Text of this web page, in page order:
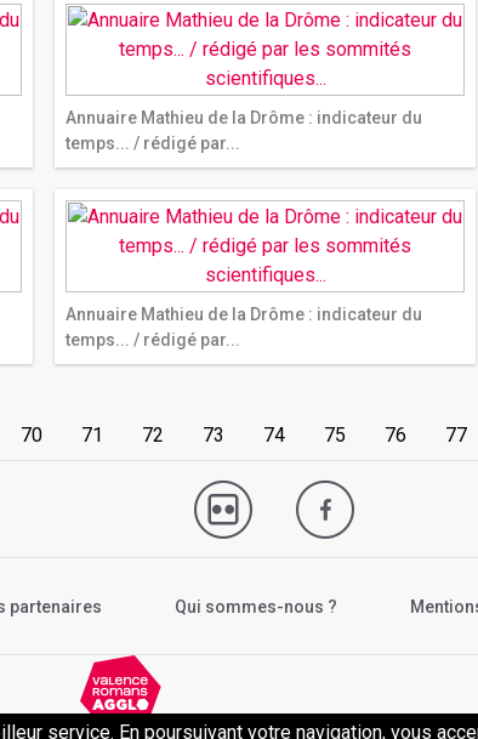
Annuaire Mathieu de la Drôme : indicateur du
temps... / rédigé par...
Annuaire Mathieu de la Drôme : indicateur du
temps... / rédigé par...
70 71 72 73 74 75 76 77
partenaires Qui sommes-nous ?
service. En poursuivant votre navigation, vous